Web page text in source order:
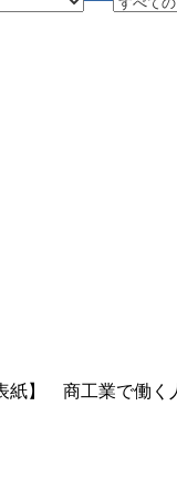
紙】 商工業で働